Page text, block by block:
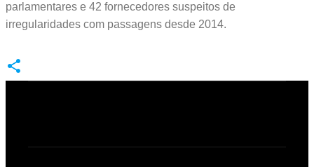
parlamentares e 42 fornecedores suspeitos de
irregularidades com passagens desde 2014.